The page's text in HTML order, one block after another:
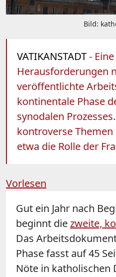
Bild:
VATIKANSTADT-
Herausforderungen
veröffentlichte
kontinentale Phase
synodalen
kontroverse
etwa die Rolle der
Vorlesen
Gut ein Jahr nach
beginnt diezweite,
Das
Phase fasst auf 45
Nöte in katholischen